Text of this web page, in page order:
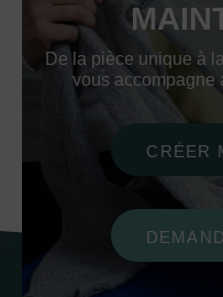
De la pièce unique à
vous accompagne
CRÉER